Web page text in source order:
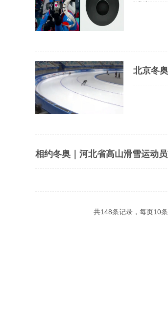
北京冬
相约冬奥｜​河北省高山滑雪运动
共148条记录，每页10